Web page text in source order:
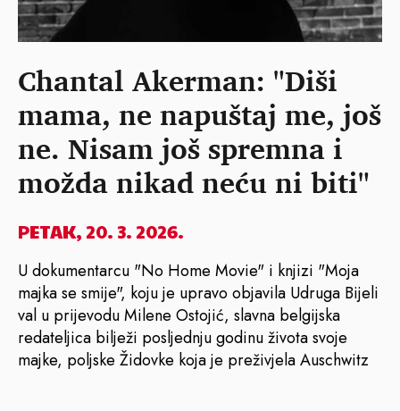
Chantal Akerman: "Diši
mama, ne napuštaj me, još
ne. Nisam još spremna i
možda nikad neću ni biti"
PETAK, 20. 3. 2026.
U dokumentarcu "No Home Movie" i knjizi "Moja
majka se smije", koju je upravo objavila Udruga Bijeli
val u prijevodu Milene Ostojić, slavna belgijska
redateljica bilježi posljednju godinu života svoje
majke, poljske Židovke koja je preživjela Auschwitz